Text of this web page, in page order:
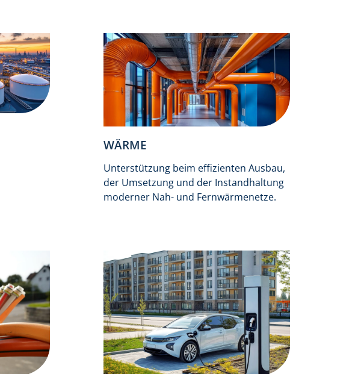
WÄRME
Unterstützung beim effizienten Ausbau,
der Umsetzung und der Instandhaltung
moderner Nah- und Fernwärmenetze.